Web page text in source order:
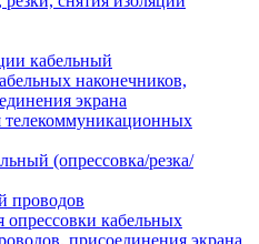
кабельный
наконечников,
экрана
(опрессовка/резка/
проводов
кабельных
присоединения экрана